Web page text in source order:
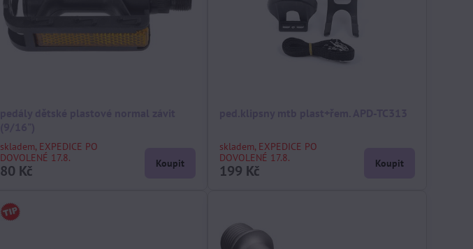
skladem, EXPEDICE PO
DOVOLENÉ 17.8.
80 Kč Koupit
skladem, EXPEDICE PO
DOVOLENÉ 17.8.
199 Kč Koupit